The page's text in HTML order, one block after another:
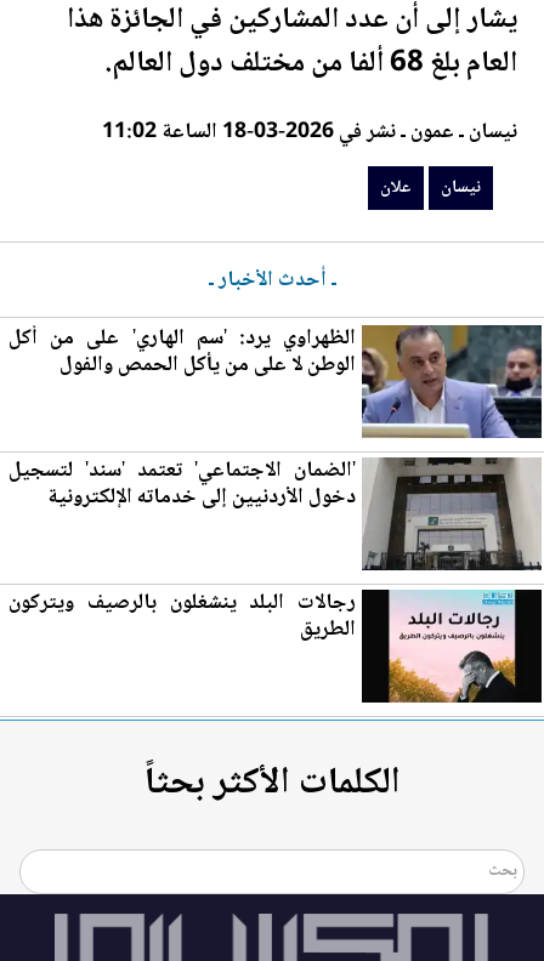
يشار إلى أن عدد المشاركين في الجائزة هذا
العام بلغ 68 ألفا من مختلف دول العالم.
نيسان ـ عمون ـ نشر في 2026-03-18 الساعة 11:02
نيسان علان
ـ أحدث الأخبار ـ
الظهراوي يرد: 'سم الهاري' على من أكل
الوطن لا على من يأكل الحمص والفول
'الضمان الاجتماعي' تعتمد 'سند' لتسجيل
دخول الأردنيين إلى خدماته الإلكترونية
رجالات البلد ينشغلون بالرصيف ويتركون
الطريق
الكلمات الأكثر بحثاً